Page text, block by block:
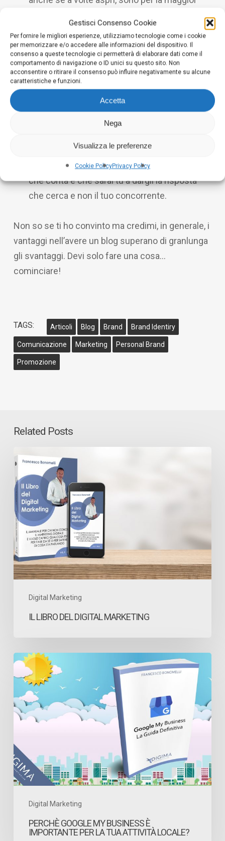
Gestisci Consenso Cookie
Per fornire le migliori esperienze, utilizziamo tecnologie come i cookie
per memorizzare e/o accedere alle informazioni del dispositivo. Il
consenso a queste tecnologie ci permetterà di elaborare dati come il
comportamento di navigazione o ID unici su questo sito. Non
acconsentire o ritirare il consenso può influire negativamente su alcune
caratteristiche e funzioni.
Accetta
Nega
Visualizza le preferenze
Cookie PolicyPrivacy Policy
prezzo richiesto.
Perché tanti altri già lo fanno.Ok, non volevo
usare questa ragione quasi intimidatoria. Se
sei un imprenditore senza un blog, sei già
dietro. Se sei una persona con qualcosa da
Potresti non rendertene
mondo che ha bisogno del tipo di esperienza
che hai, non importa quanto sia banale, ciò
che conta è che sarai tu a dargli la risposta
che cerca e non il tuo concorrente.
Non so se ti ho convinto ma credimi, in generale, i
vantaggi nell’avere un blog superano di granlunga
gli svantaggi. Devi solo fare una cosa…
cominciare!
TAGS: Articoli Blog Brand Brand Identiry
Comunicazione Marketing Personal Brand
Promozione
Related Posts
Digital Marketing
Il
Libro
del
Digital
Marketing
IL LIBRO DEL DIGITAL MARKETING
Digital Marketing
Perchè
Google
Business
per
la
tua
locale?
PERCHÈ GOOGLE MY BUSINESS È
IMPORTANTE PER LA TUA ATTIVITÀ LOCALE?